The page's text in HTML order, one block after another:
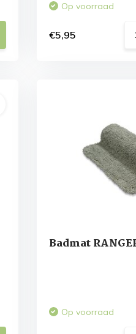
Op voorraad
€5,95
Badmat
Op voorraad